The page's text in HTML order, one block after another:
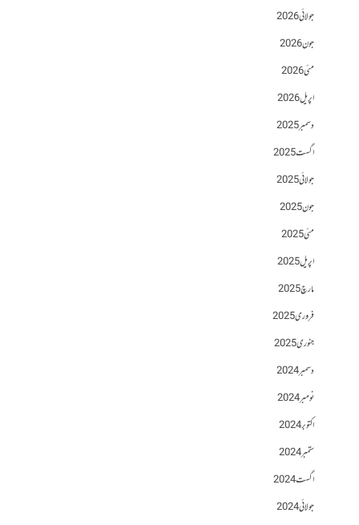
جولائی 2026
جون 2026
مئی 2026
اپریل 2026
دسمبر 2025
اگست 2025
جولائی 2025
جون 2025
مئی 2025
اپریل 2025
مارچ 2025
فروری 2025
جنوری 2025
دسمبر 2024
نومبر 2024
اکتوبر 2024
ستمبر 2024
اگست 2024
جولائی 2024